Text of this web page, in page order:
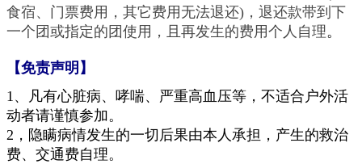
食宿、门票费用，其它费用无法退还)，退还款带到下
一个团或指定的团使用，且再发生的费用个人自理。
【免责声明 】
1、 凡有心脏病、哮喘、严重高血压等，不适合户外活
动者请谨慎参加。
2，隐瞒病情发生的一切后果由本人承担，产生的救治
费、交通费自理。